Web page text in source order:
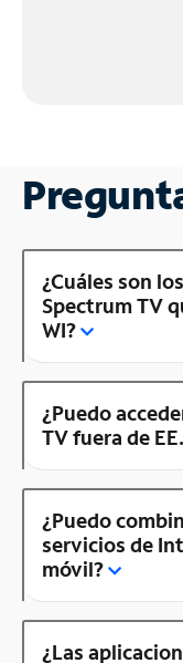
¿Cuáles son
Spectrum TV
WI?
¿Puedo
TV fuera de
¿Puedo
servicios de
móvil?
¿Las